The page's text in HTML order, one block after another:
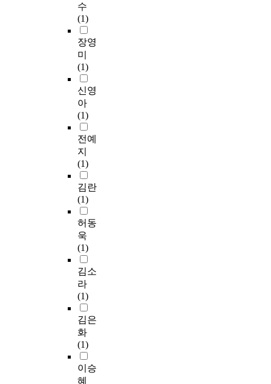
수
(1)
장영
미
(1)
신영
아
(1)
전예
지
(1)
김란
(1)
허동
욱
(1)
김소
라
(1)
김은
화
(1)
이승
혜